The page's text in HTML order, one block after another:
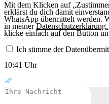
Mit dem Klicken auf
erklärst du dich damit
WhatsApp übermittelt werden.
in meinerDatenschutzerklärung.
klicke einfach auf den Button
Ich stimme der
10:41 Uhr